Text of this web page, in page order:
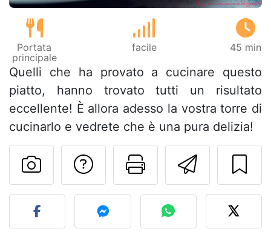
Portata
principale
facile 45 min
Quelli che ha provato a cucinare questo
piatto, hanno trovato tutti un risultato
eccellente! È allora adesso la vostra torre di
cucinarlo e vedrete che è una pura delizia!
Invia
Stampa la
Contatta l'autore
Pubblica la foto di